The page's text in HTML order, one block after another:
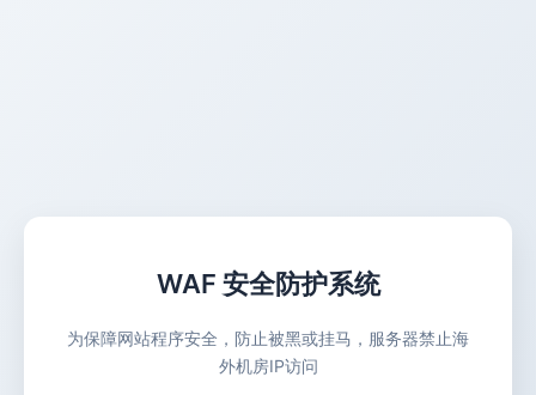
WAF 安全防护系统
为保障网站程序安全，防止被黑或挂马，服务器禁止海
外机房IP访问